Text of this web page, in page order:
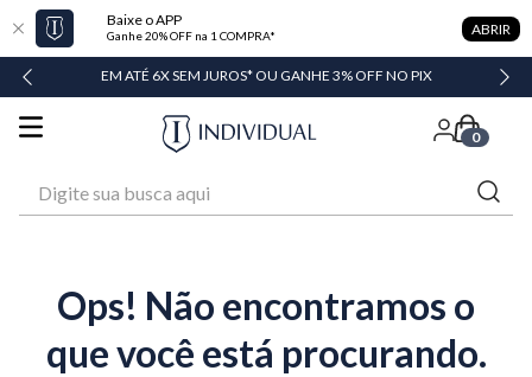
Baixe o APP
Ganhe 20% OFF na 1 COMPRA* ABRIR
EM ATÉ 6X SEM JUROS* OU GANHE 3% OFF NO PIX
0
Ops! Não encontramos o
que você está procurando.